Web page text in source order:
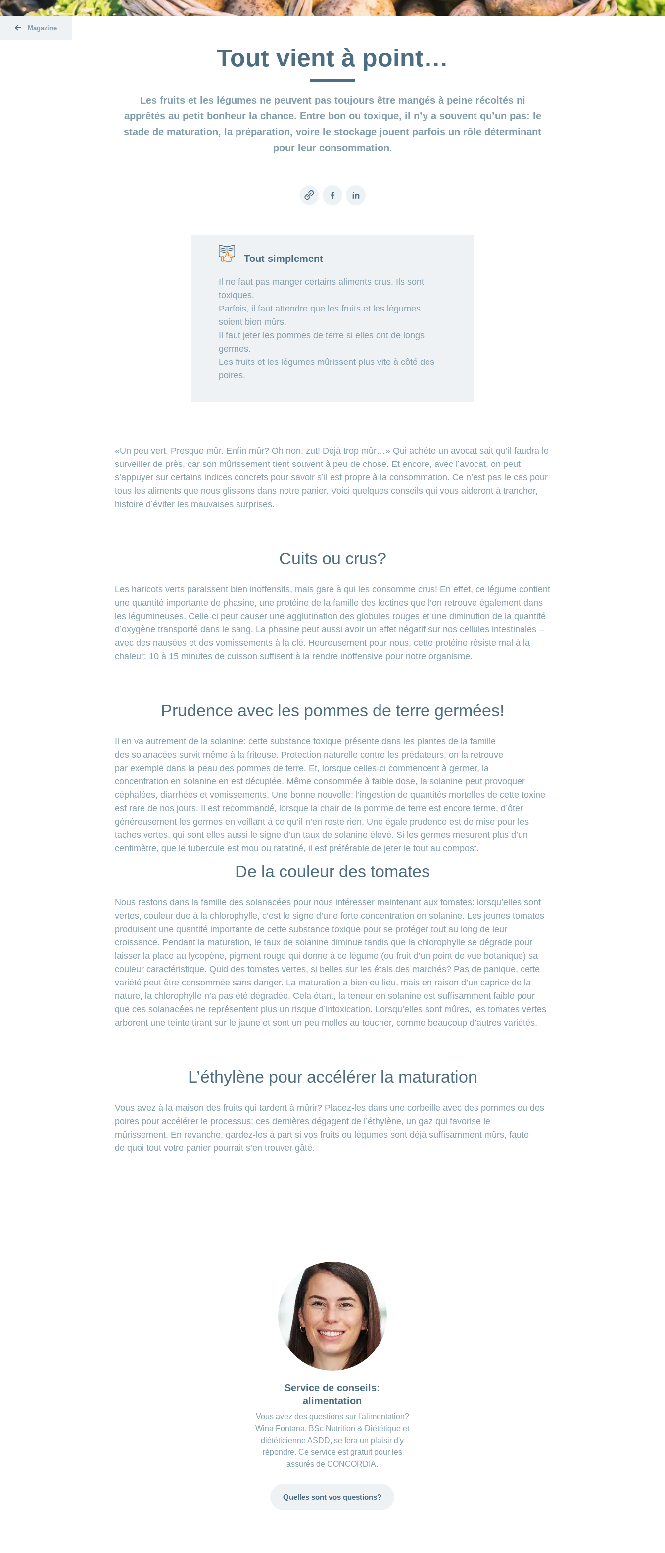
Magazine
Tout vient à point…
Les fruits et les légumes ne peuvent pas toujours être mangés à peine récoltés ni
apprêtés au petit bonheur la chance. Entre bon ou toxique, il n’y a souvent qu’un pas: le
stade de maturation, la préparation, voire le stockage jouent parfois un rôle déterminant
pour leur consommation.
Copy
FacebookLinkedIn
Tout simplement
Il ne faut pas manger certains aliments crus. Ils sont
toxiques.
Parfois, il faut attendre que les fruits et les légumes
soient bien mûrs.
Il faut jeter les pommes de terre si elles ont de longs
germes.
Les fruits et les légumes mûrissent plus vite à côté des
poires.
«Un peu vert. Presque mûr. Enfin mûr? Oh non, zut! Déjà trop mûr…» Qui achète un avocat sait qu’il faudra le
surveiller de près, car son mûrissement tient souvent à peu de chose. Et encore, avec l’avocat, on peut
s’appuyer sur certains indices concrets pour savoir s’il est propre à la consommation. Ce n’est pas le cas pour
tous les aliments que nous glissons dans notre panier. Voici quelques conseils qui vous aideront à trancher,
histoire d’éviter les mauvaises surprises.
Cuits ou crus?
Les haricots verts paraissent bien inoffensifs, mais gare à qui les consomme crus! En effet, ce légume contient
une quantité importante de phasine, une protéine de la famille des lectines que l’on retrouve également dans
les légumineuses. Celle-ci peut causer une agglutination des globules rouges et une diminution de la quantité
d’oxygène transporté dans le sang. La phasine peut aussi avoir un effet négatif sur nos cellules intestinales –
avec des nausées et des vomissements à la clé. Heureusement pour nous, cette protéine résiste mal à la
chaleur: 10 à 15 minutes de cuisson suffisent à la rendre inoffensive pour notre organisme.
Prudence avec les pommes de terre germées!
Il en va autrement de la solanine: cette substance toxique présente dans les plantes de la famille
des solanacées survit même à la friteuse. Protection naturelle contre les prédateurs, on la retrouve
par exemple dans la peau des pommes de terre. Et, lorsque celles-ci commencent à germer, la
concentration en solanine en est décuplée. Même consommée à faible dose, la solanine peut provoquer
céphalées, diarrhées et vomissements. Une bonne nouvelle: l’ingestion de quantités mortelles de cette toxine
est rare de nos jours. Il est recommandé, lorsque la chair de la pomme de terre est encore ferme, d’ôter
généreusement les germes en veillant à ce qu’il n’en reste rien. Une égale prudence est de mise pour les
taches vertes, qui sont elles aussi le signe d’un taux de solanine élevé. Si les germes mesurent plus d’un
centimètre, que le tubercule est mou ou ratatiné, il est préférable de jeter le tout au compost.
De la couleur des tomates
Nous restons dans la famille des solanacées pour nous intéresser maintenant aux tomates: lorsqu’elles sont
vertes, couleur due à la chlorophylle, c’est le signe d’une forte concentration en solanine. Les jeunes tomates
produisent une quantité importante de cette substance toxique pour se protéger tout au long de leur
croissance. Pendant la maturation, le taux de solanine diminue tandis que la chlorophylle se dégrade pour
laisser la place au lycopène, pigment rouge qui donne à ce légume (ou fruit d’un point de vue botanique) sa
couleur caractéristique. Quid des tomates vertes, si belles sur les étals des marchés? Pas de panique, cette
variété peut être consommée sans danger. La maturation a bien eu lieu, mais en raison d’un caprice de la
nature, la chlorophylle n’a pas été dégradée. Cela étant, la teneur en solanine est suffisamment faible pour
que ces solanacées ne représentent plus un risque d’intoxication. Lorsqu’elles sont mûres, les tomates vertes
arborent une teinte tirant sur le jaune et sont un peu molles au toucher, comme beaucoup d’autres variétés.
L’éthylène pour accélérer la maturation
Vous avez à la maison des fruits qui tardent à mûrir? Placez-les dans une corbeille avec des pommes ou des
poires pour accélérer le processus; ces dernières dégagent de l’éthylène, un gaz qui favorise le
mûrissement. En revanche, gardez-les à part si vos fruits ou légumes sont déjà suffisamment mûrs, faute
de quoi tout votre panier pourrait s’en trouver gâté.
Service de conseils:
alimentation
Vous avez des questions sur l'alimentation?
Wina Fontana, BSc Nutrition & Diététique et
diététicienne ASDD, se fera un plaisir d'y
répondre. Ce service est gratuit pour les
assurés de CONCORDIA.
Quelles sont vos questions?